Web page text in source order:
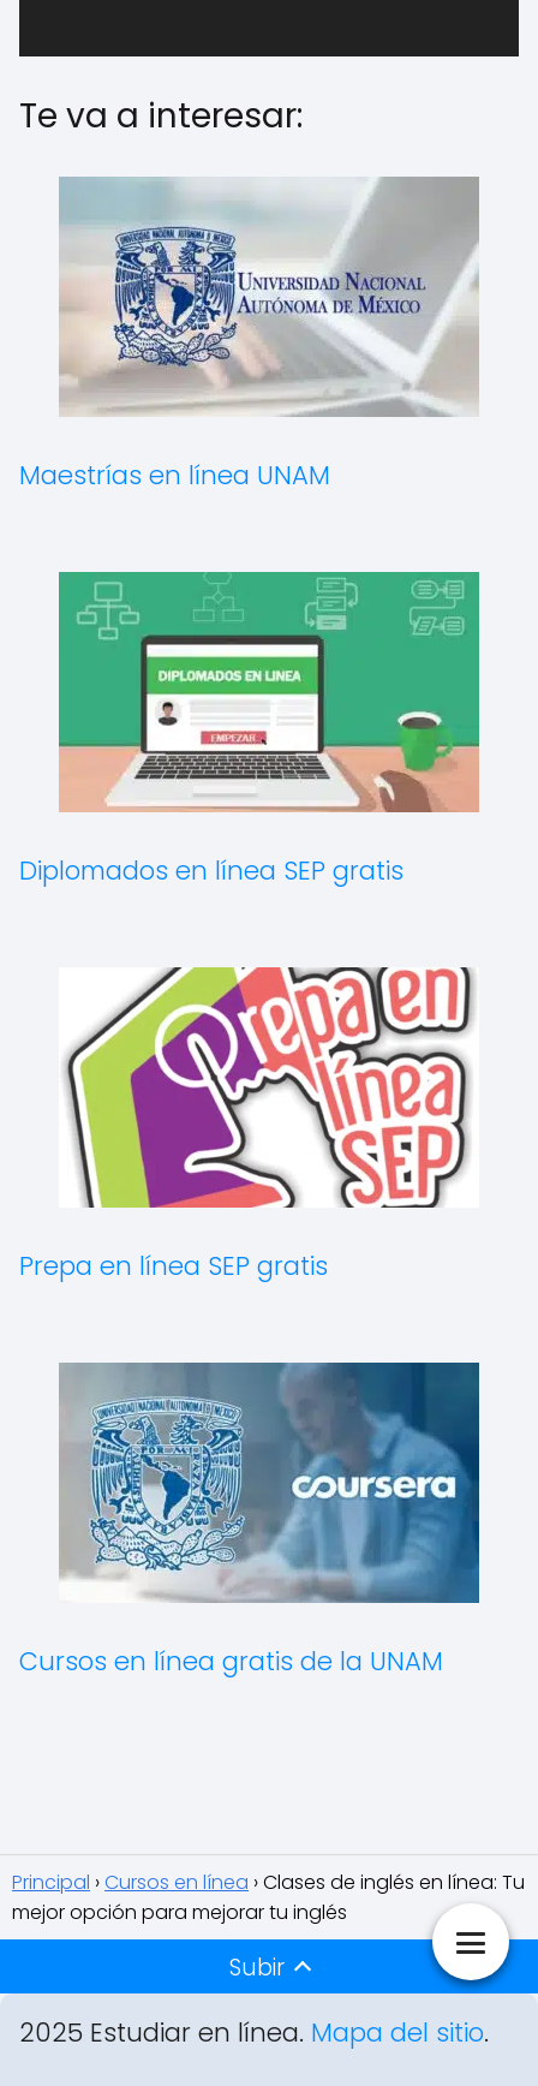
Te va a interesar:
Maestrías en línea UNAM
Diplomados en línea SEP gratis
Prepa en línea SEP gratis
Cursos en línea gratis de la UNAM
Principal Cursos en línea Clases de inglés en línea: Tu
mejor opción para mejorar tu inglés
Subir
2025 Estudiar en línea. Mapa del sitio.